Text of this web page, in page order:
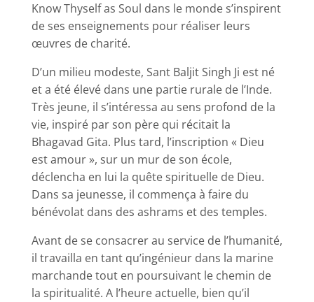
Know Thyself as Soul dans le monde s’inspirent
de ses enseignements pour réaliser leurs
œuvres de charité.
D’un milieu modeste, Sant Baljit Singh Ji est né
et a été élevé dans une partie rurale de l’Inde.
Très jeune, il s’intéressa au sens profond de la
vie, inspiré par son père qui récitait la
Bhagavad Gita. Plus tard, l’inscription « Dieu
est amour », sur un mur de son école,
déclencha en lui la quête spirituelle de Dieu.
Dans sa jeunesse, il commença à faire du
bénévolat dans des ashrams et des temples.
Avant de se consacrer au service de l’humanité,
il travailla en tant qu’ingénieur dans la marine
marchande tout en poursuivant le chemin de
la spiritualité. A l’heure actuelle, bien qu’il